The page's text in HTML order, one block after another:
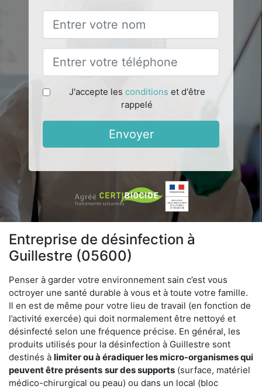
J'accepte les conditions et d'être
rappelé
Envoyer
Entreprise de désinfection à
Guillestre (05600)
Penser à garder votre environnement sain c’est vous
octroyer une santé durable à vous et à toute votre famille.
Il en est de même pour votre lieu de travail (en fonction de
l’activité exercée) qui doit normalement être nettoyé et
désinfecté selon une fréquence précise. En général, les
produits utilisés pour la désinfection à Guillestre sont
destinés à limiter ou à éradiquer les micro-organismes qui
peuvent être présents sur des supports (surface, matériel
médico-chirurgical ou peau) ou dans un local (bloc